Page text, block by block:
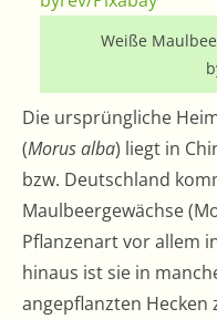
Weiße
Die ursprüngliche
(Morus alba) liegt in
bzw. Deutschland
Maulbeergewächse
Pflanzenart vor allem
hinaus ist sie in
angepflanzten Hecken